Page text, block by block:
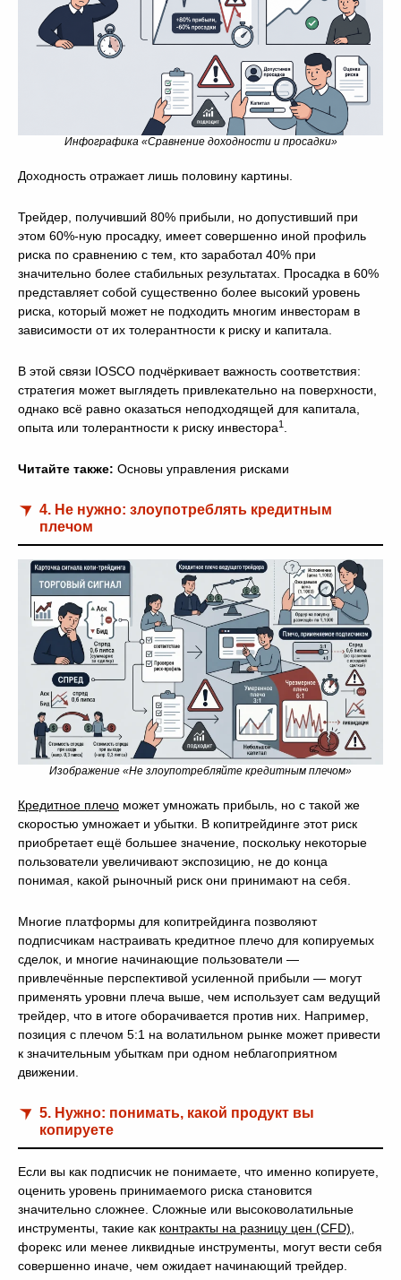
Инфографика «Сравнение доходности и просадки»
Доходность отражает лишь половину картины.
Трейдер, получивший 80% прибыли, но допустивший при
этом 60%-ную просадку, имеет совершенно иной профиль
риска по сравнению с тем, кто заработал 40% при
значительно более стабильных результатах. Просадка в 60%
представляет собой существенно более высокий уровень
риска, который может не подходить многим инвесторам в
зависимости от их толерантности к риску и капитала.
В этой связи IOSCO подчёркивает важность соответствия:
стратегия может выглядеть привлекательно на поверхности,
однако всё равно оказаться неподходящей для капитала,
опыта или толерантности к риску инвестора1
Читайте также: Основы управления рисками
4. Не нужно: злоупотреблять кредитным
плечом
Изображение «Не злоупотребляйте кредитным плечом»
Кредитное плечо может умножать прибыль, но с такой же
скоростью умножает и убытки. В копитрейдинге этот риск
приобретает ещё большее значение, поскольку некоторые
пользователи увеличивают экспозицию, не до конца
понимая, какой рыночный риск они принимают на себя.
Многие платформы для копитрейдинга позволяют
подписчикам настраивать кредитное плечо для копируемых
сделок, и многие начинающие пользователи —
привлечённые перспективой усиленной прибыли — могут
применять уровни плеча выше, чем использует сам ведущий
трейдер, что в итоге оборачивается против них. Например,
позиция с плечом 5:1 на волатильном рынке может привести
к значительным убыткам при одном неблагоприятном
движении.
5. Нужно: понимать, какой продукт вы
копируете
Если вы как подписчик не понимаете, что именно копируете,
оценить уровень принимаемого риска становится
значительно сложнее. Сложные или высоковолатильные
инструменты, такие как контракты на разницу цен (CFD)
форекс или менее ликвидные инструменты, могут вести себя
совершенно иначе, чем ожидает начинающий трейдер.